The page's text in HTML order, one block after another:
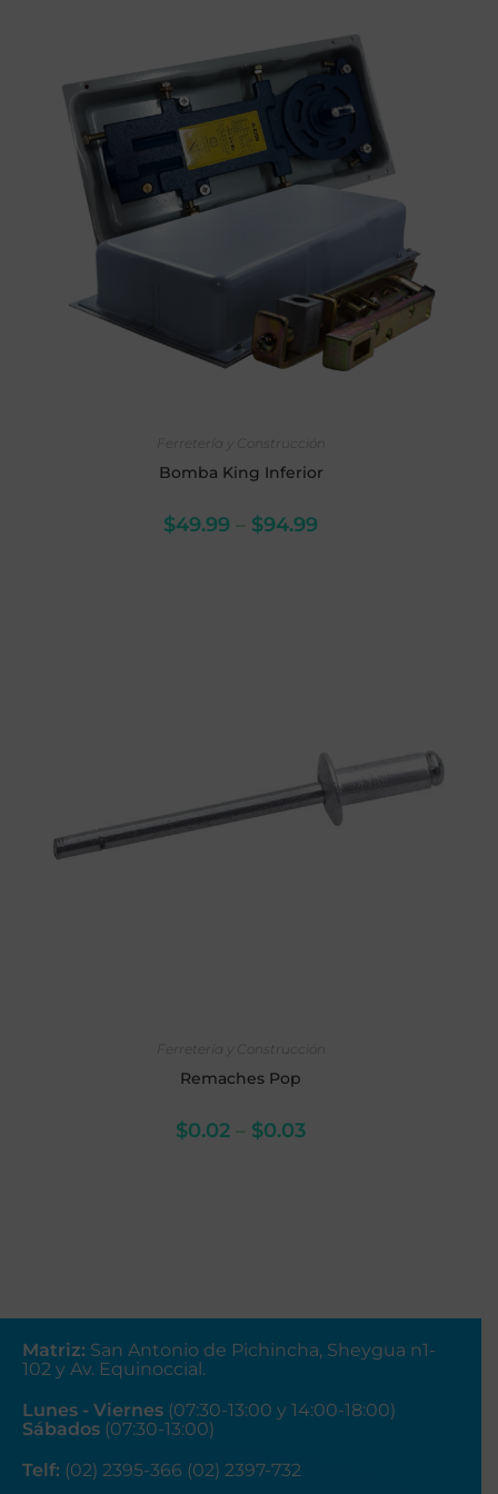
Ferretería y Construcción
Bomba King Inferior
$49.99 – $94.99
Ferretería y Construcción
Remaches Pop
$0.02 – $0.03
Matriz: San Antonio de Pichincha, Sheygua n1-
102 y Av. Equinoccial.
Lunes - Viernes (07:30-13:00 y 14:00-18:00)
Sábados (07:30-13:00)
Telf: (02) 2395-366 (02) 2397-732